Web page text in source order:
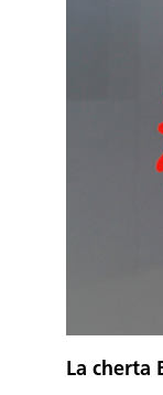
La cherta